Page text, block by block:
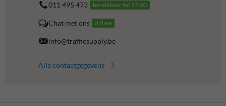
011 495 473 bereikbaar tot 17.00
Chat met ons online
info@trafficsupply.be
Alle contactgegevens